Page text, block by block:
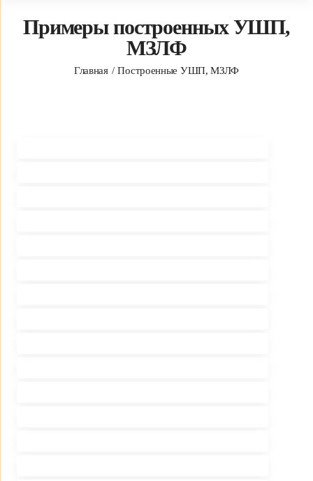
Примеры построенных УШП,
МЗЛФ
Главная Построенные УШП, МЗЛФ